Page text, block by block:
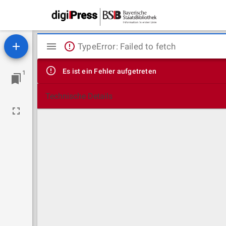
1
Mirador
Viewer
TypeError: Failed to fetch
Es ist ein Fehler aufgetreten
Technische Details